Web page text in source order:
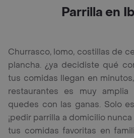
Parrilla en
Churrasco, lomo, costillas de
plancha. ¿ya decidiste qué
tus comidas llegan en
restaurantes es muy
quedes con las ganas. Solo
¡pedir parrilla a domicilio
tus comidas favoritas en